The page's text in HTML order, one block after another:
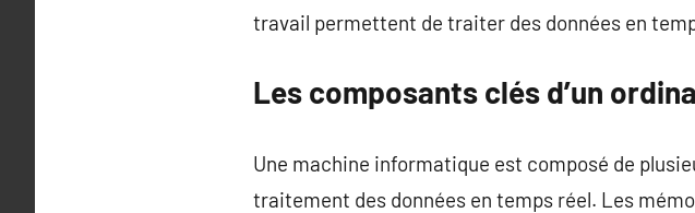
travail permettent de traiter des données en
Les composants clés d’un
Une machine informatique est composé de
traitement des données en temps réel. Les